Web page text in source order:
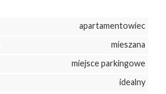
apartamentowiec
mieszana
miejsce parkingowe
idealny